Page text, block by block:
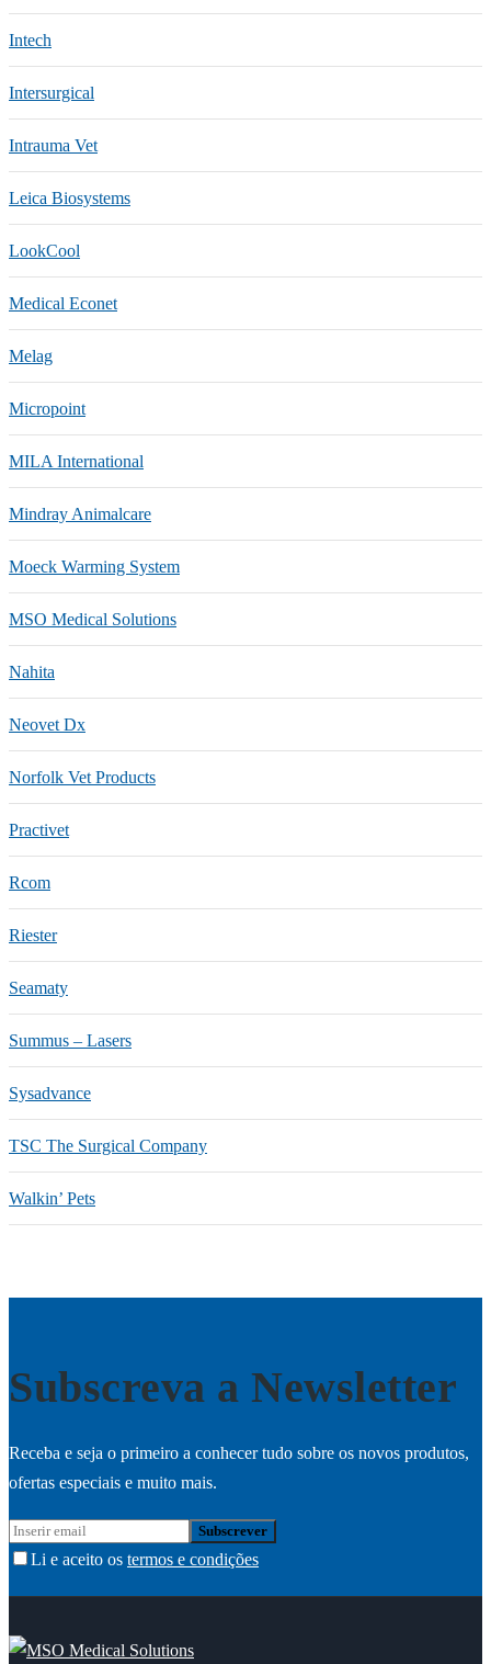
Intech
Intersurgical
Intrauma Vet
Leica Biosystems
LookCool
Medical Econet
Melag
Micropoint
MILA International
Mindray Animalcare
Moeck Warming System
MSO Medical Solutions
Nahita
Neovet Dx
Norfolk Vet Products
Practivet
Rcom
Riester
Seamaty
Summus – Lasers
Sysadvance
TSC The Surgical Company
Walkin’ Pets
Subscreva a Newsletter
Receba e seja o primeiro a conhecer tudo sobre os novos produtos,
ofertas especiais e muito mais.
Li e aceito os termos e condições